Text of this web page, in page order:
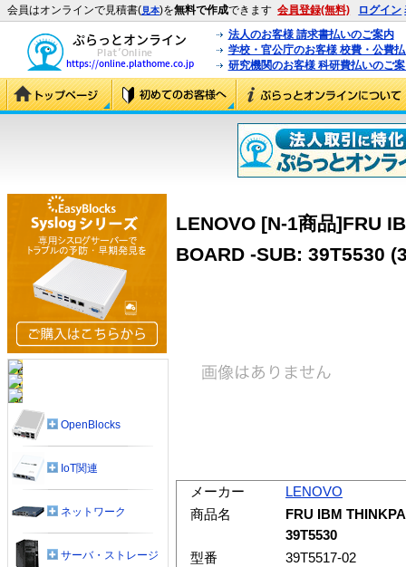
会員はオンラインで見積書(見本)を無料で作成できます 会員登録(無料) ログイン
法人のお客様 請求書払いのご案内
学校・官公庁のお客様 校費・公費
研究機関のお客様 科研費払いのご
LENOVO [N-1商品]FRU
BOARD -SUB: 39T5530
メーカー
LENOVO
商品名
FRU IBM
39T5530
型番
39T5517-02
OpenBlocks
IoT関連
ネットワーク
サーバ・ストレージ